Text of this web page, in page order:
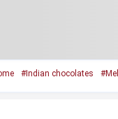
#Indian chocolates